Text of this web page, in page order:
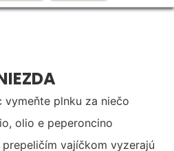
vymeňte plnku za niečo
olio e peperoncino
vajíčkom vyzerajú